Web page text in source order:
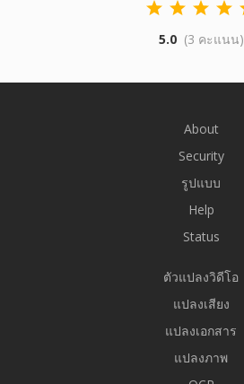
5.0 (3 คะแนน)
About
Security
รูปแบบ
Help
Status
ตัวแปลงวิดีโอ
แปลงเสียง
แปลงเอกสาร
แปลงภาพ